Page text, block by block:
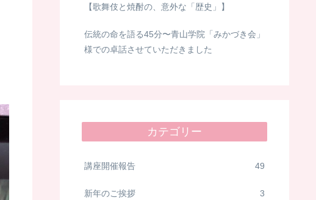
【歌舞伎と焼酎の、意外な「歴史」】
伝統の命を語る45分〜青山学院「みかづき会」
様での卓話させていただきました
カテゴリー
講座開催報告 49
新年のご挨拶 3